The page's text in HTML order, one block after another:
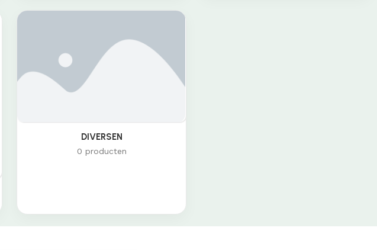
DIVERSEN
0 producten